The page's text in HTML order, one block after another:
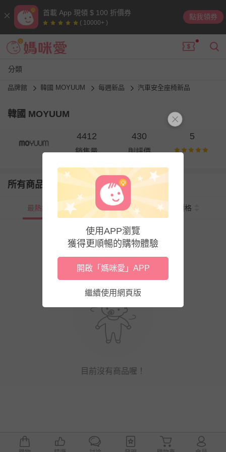
首載 App 現領 $ 100 折價券
( 10000+ )
點我領券
分類
品牌館 韓國 MOYUUM 每週新品 汽車安全座椅新品
韓國 MOYUUM
4412
銷售量
430
則評價
5
所有商品
最熱銷 新上市 價格
目前沒有商品喔！
使用APP瀏覽
獲得更順暢的購物體驗
開啟「媽咪愛」APP
繼續使用網頁版